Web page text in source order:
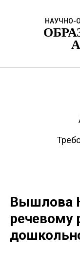
НАУЧНО-
Вышлова
речевому